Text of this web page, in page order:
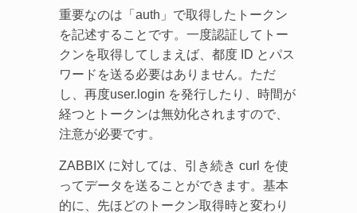
重要なのは「auth」で取得したトークン
を記述することです。一度認証してトー
クンを取得してしまえば、都度 ID とパス
ワードを送る必要はありません。ただ
し、再度user.login を発行したり、時間が
経つとトークンは無効化されますので、
注意が必要です。
ZABBIX に対しては、引き続き curl を使
ってデータを送ることができます。基本
的に、先ほどのトークン取得時と変わり